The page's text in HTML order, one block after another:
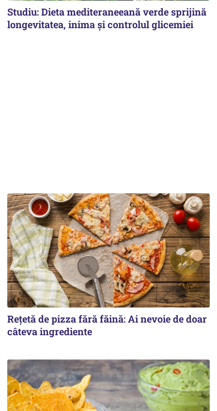
Studiu: Dieta mediteraneeană verde sprijină
longevitatea, inima și controlul glicemiei
Rețetă de pizza fără făină: Ai nevoie de doar
câteva ingrediente